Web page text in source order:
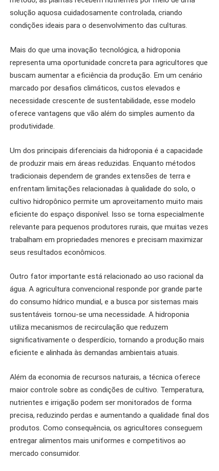
solução aquosa cuidadosamente controlada, criando
condições ideais para o desenvolvimento das culturas.
Mais do que uma inovação tecnológica, a hidroponia
representa uma oportunidade concreta para agricultores que
buscam aumentar a eficiência da produção. Em um cenário
marcado por desafios climáticos, custos elevados e
necessidade crescente de sustentabilidade, esse modelo
oferece vantagens que vão além do simples aumento da
produtividade.
Um dos principais diferenciais da hidroponia é a capacidade
de produzir mais em áreas reduzidas. Enquanto métodos
tradicionais dependem de grandes extensões de terra e
enfrentam limitações relacionadas à qualidade do solo, o
cultivo hidropônico permite um aproveitamento muito mais
eficiente do espaço disponível. Isso se torna especialmente
relevante para pequenos produtores rurais, que muitas vezes
trabalham em propriedades menores e precisam maximizar
seus resultados econômicos.
Outro fator importante está relacionado ao uso racional da
água. A agricultura convencional responde por grande parte
do consumo hídrico mundial, e a busca por sistemas mais
sustentáveis tornou-se uma necessidade. A hidroponia
utiliza mecanismos de recirculação que reduzem
significativamente o desperdício, tornando a produção mais
eficiente e alinhada às demandas ambientais atuais.
Além da economia de recursos naturais, a técnica oferece
maior controle sobre as condições de cultivo. Temperatura,
nutrientes e irrigação podem ser monitorados de forma
precisa, reduzindo perdas e aumentando a qualidade final dos
produtos. Como consequência, os agricultores conseguem
entregar alimentos mais uniformes e competitivos ao
mercado consumidor.